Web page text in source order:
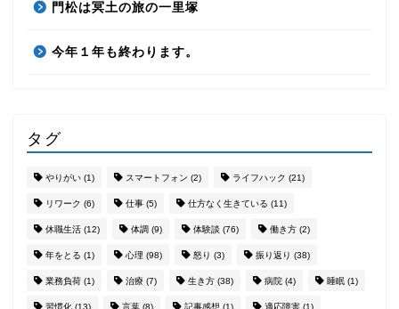
門松は冥土の旅の一里塚
今年１年も終わります。
タグ
やりがい (1) スマートフォン (2) ライフハック (21)
リワーク (6) 仕事 (5) 仕方なく生きている (11)
休職生活 (12) 体調 (9) 体験談 (76) 働き方 (2)
年をとる (1) 心理 (98) 怒り (3) 振り返り (38)
業務負荷 (1) 治療 (7) 生き方 (38) 病院 (4) 睡眠 (1)
習慣化 (13) 言葉 (8) 記事感想 (1) 適応障害 (1)